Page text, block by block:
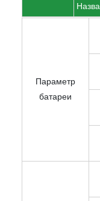
Параметр
батареи